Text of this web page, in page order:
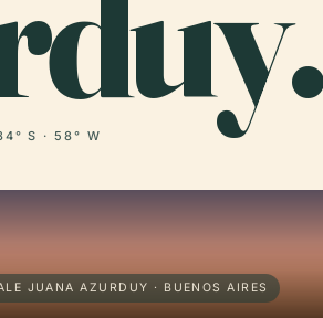
S · 58° W
JUANA AZURDUY · BUENOS AIRES